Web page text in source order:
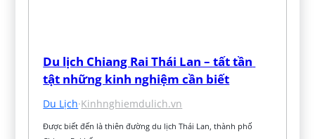
Du lịch Chiang Rai Thái Lan – tất tần
tật những kinh nghiệm cần biết
Du Lịch·Kinhnghiemdulich.vn
Được biết đến là thiên đường du lịch Thái Lan, thành phố